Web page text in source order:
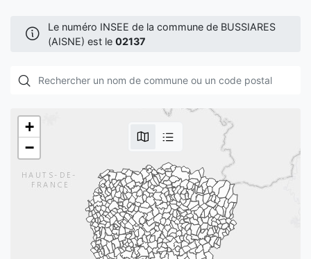
Le numéro INSEE de la commune de BUSSIARES
(AISNE) est le 02137
+
−